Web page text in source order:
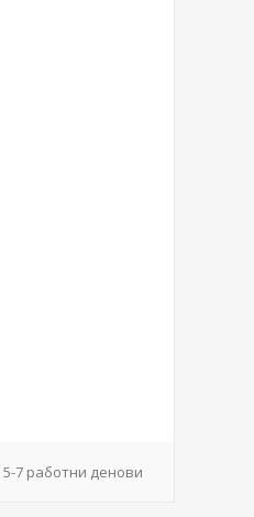
5-7 работни денови